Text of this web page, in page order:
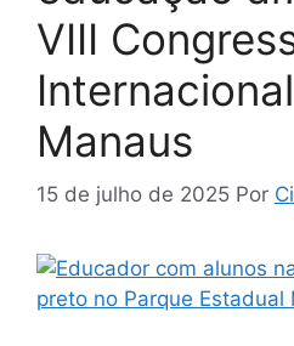
VIII
Manaus
15 de julho de 2025 Por